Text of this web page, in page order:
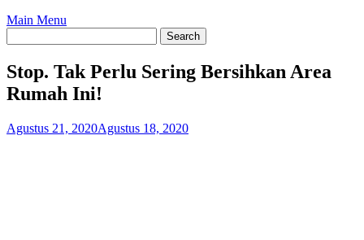
Main Menu
Stop. Tak Perlu Sering Bersihkan Area
Rumah Ini!
Agustus 21, 2020Agustus 18, 2020